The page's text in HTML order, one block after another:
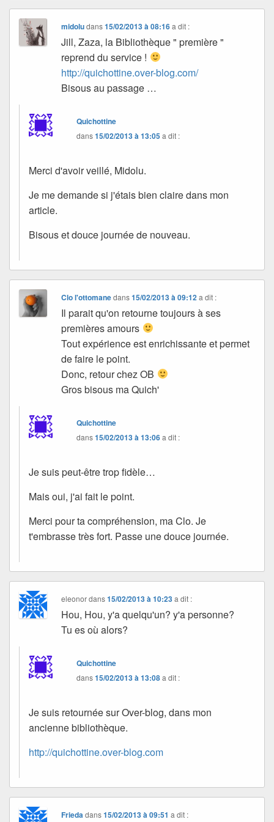
midoludans15/02/2013 à 08:16 a dit :
Jill, Zaza, la Bibliothèque " première "
reprend du service !
http://quichottine.over-blog.com/
Bisous au passage …
Quichottine
dans15/02/2013 à 13:05a dit :
Merci d'avoir veillé, Midolu.
Je me demande si j'étais bien claire dans mon
article.
Bisous et douce journée de nouveau.
Clo l'ottomanedans15/02/2013 à 09:12 a dit :
Il parait qu'on retourne toujours à ses
premières amours
Tout expérience est enrichissante et permet
de faire le point.
Donc, retour chez OB
Gros bisous ma Quich'
Quichottine
dans15/02/2013 à 13:06a dit :
Je suis peut-être trop fidèle…
Mais oui, j'ai fait le point.
Merci pour ta compréhension, ma Clo. Je
t'embrasse très fort. Passe une douce journée.
eleonordans15/02/2013 à 10:23 a dit :
Hou, Hou, y'a quelqu'un? y'a personne?
Tu es où alors?
Quichottine
dans15/02/2013 à 13:08a dit :
Je suis retournée sur Over-blog, dans mon
ancienne bibliothèque.
http://quichottine.over-blog.com
Frieda dans15/02/2013 à 09:51 a dit :